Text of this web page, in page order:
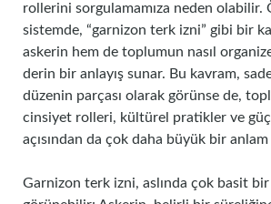
rollerini sorgulamamıza neden olabilir.
sistemde, “garnizon terk izni” gibi bir
askerin hem de toplumun nasıl
derin bir anlayış sunar. Bu kavram,
düzenin parçası olarak görünse de,
cinsiyet rolleri, kültürel pratikler ve
açısından da çok daha büyük bir anlam
Garnizon terk izni, aslında çok basit